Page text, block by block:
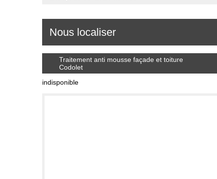
Nous localiser
Traitement anti mousse façade et toiture
Codolet
indisponible